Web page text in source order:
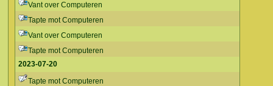
Vant over Computeren
Tapte mot Computeren
Vant over Computeren
Tapte mot Computeren
2023-07-20
Tapte mot Computeren